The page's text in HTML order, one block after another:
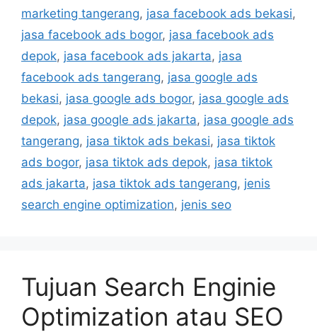
marketing tangerang, jasa facebook ads bekasi,
jasa facebook ads bogor, jasa facebook ads
depok, jasa facebook ads jakarta, jasa
facebook ads tangerang, jasa google ads
bekasi, jasa google ads bogor, jasa google ads
depok, jasa google ads jakarta, jasa google ads
tangerang, jasa tiktok ads bekasi, jasa tiktok
ads bogor, jasa tiktok ads depok, jasa tiktok
ads jakarta, jasa tiktok ads tangerang, jenis
search engine optimization, jenis seo
Tujuan Search Enginie
Optimization atau SEO